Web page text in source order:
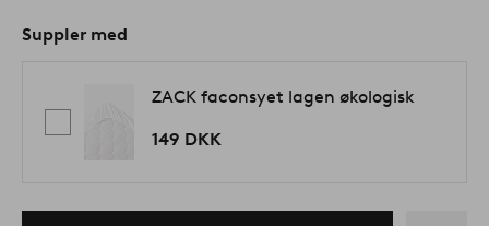
Suppler med
ZACK faconsyet lagen økologisk
149 DKK